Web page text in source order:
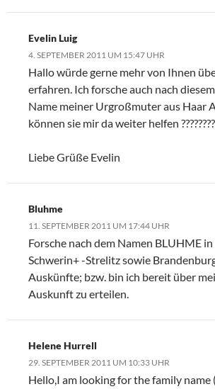
Evelin Luig
4. SEPTEMBER 2011 UM 15:47 UHR
Hallo würde gerne mehr von Ihnen
erfahren. Ich forsche auch nach
Name meiner Urgroßmuter aus Haar
können sie mir da weiter helfen ????????
Liebe Grüße Evelin
Bluhme
11. SEPTEMBER 2011 UM 17:44 UHR
Forsche nach dem Namen BLUHME
Schwerin+ -Strelitz sowie
Auskünfte; bzw. bin ich bereit über
Auskunft zu erteilen.
Helene Hurrell
29. SEPTEMBER 2011 UM 10:33 UHR
Hello,I am looking for the family name